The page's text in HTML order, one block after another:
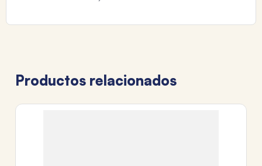
Productos relacionados